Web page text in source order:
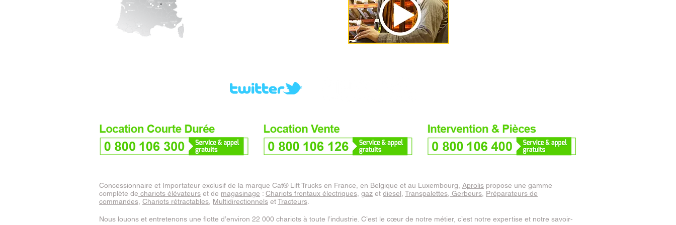
Concessionnaire et Importateur exclusif de la marque Cat® Lift Trucks en France, en Belgique et au Luxembourg, Aprolis propose une gamme
complète de chariots élévateurs et de magasinage : Chariots frontaux électriques gaz et diesel Transpalettes Gerbeurs Préparateurs de
commandes Chariots rétractables Multidirectionnels etTracteurs
Nous louons et entretenons une flotte d’environ 22 000 chariots à toute l’industrie. C’est le cœur de notre métier, c’est notre expertise et notre savoir-